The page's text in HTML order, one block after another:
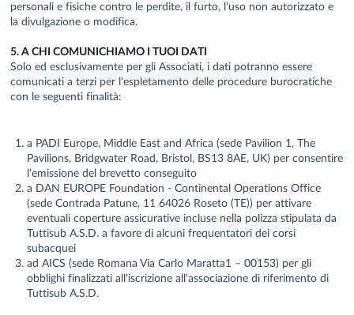
personali e fisiche contro le perdite, il furto, l’uso non autorizzato e
la divulgazione o modifica.
5. A CHI COMUNICHIAMO I TUOI DATI
Solo ed esclusivamente per gli Associati, i dati potranno essere
comunicati a terzi per l'espletamento delle procedure burocratiche
con le seguenti finalità:
a PADI Europe, Middle East and Africa (sede Pavilion 1, The
Pavilions, Bridgwater Road, Bristol, BS13 8AE, UK) per consentire
l'emissione del brevetto conseguito
a DAN EUROPE Foundation - Continental Operations Office
(sede Contrada Patune, 11 64026 Roseto (TE)) per attivare
eventuali coperture assicurative incluse nella polizza stipulata da
Tuttisub A.S.D. a favore di alcuni frequentatori dei corsi
subacquei
ad AICS (sede Romana Via Carlo Maratta1 – 00153) per gli
obblighi finalizzati all'iscrizione all'associazione di riferimento di
Tuttisub A.S.D.